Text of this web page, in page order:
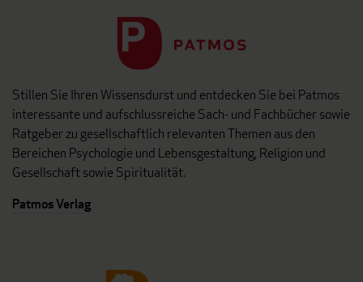
Stillen Sie Ihren Wissensdurst und entdecken Sie bei Patmos
interessante und aufschlussreiche Sach- und Fachbücher sowie
Ratgeber zu gesellschaftlich relevanten Themen aus den
Bereichen Psychologie und Lebensgestaltung, Religion und
Gesellschaft sowie Spiritualität.
Patmos Verlag